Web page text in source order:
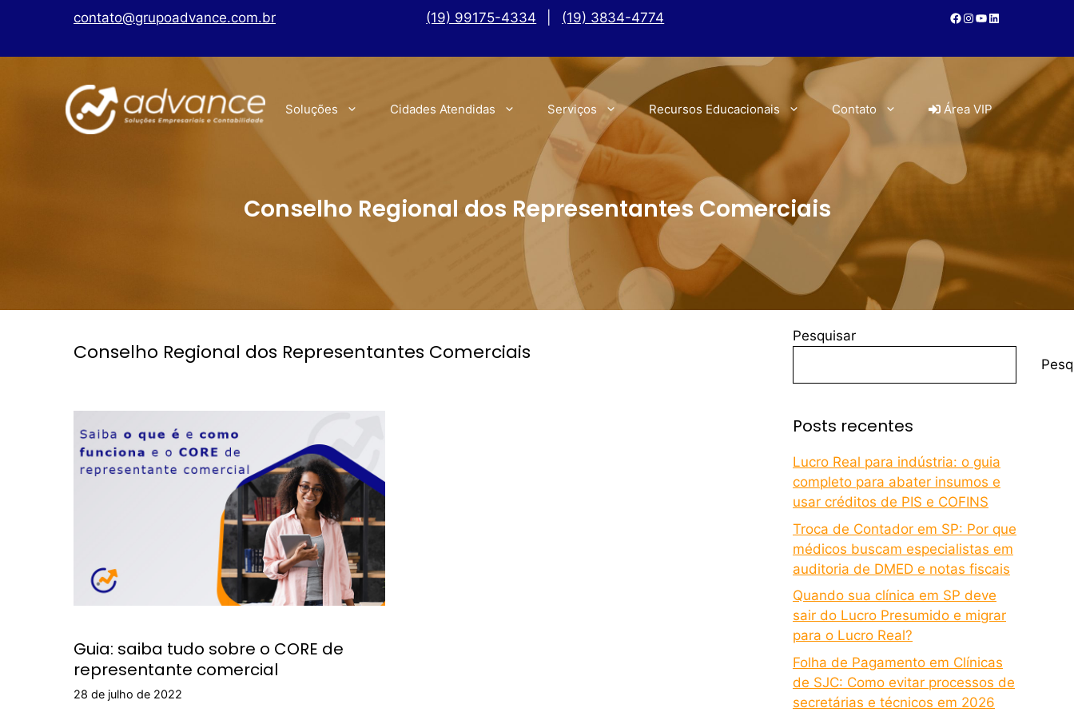
contato@grupoadvance.com.br (19) 99175-4334 (19) 3834-4774
Soluções Cidades Atendidas Serviços Recursos Educacionais Contato Área VIP
Conselho Regional dos Representantes Comerciais
Conselho Regional dos Representantes Comerciais
Guia: saiba tudo sobre o CORE de
representante comercial
28 de julho de 2022
Pesquisar
Posts recentes
Lucro Real para indústria: o guia
completo para abater insumos e
usar créditos de PIS e COFINS
Troca de Contador em SP: Por que
médicos buscam especialistas em
auditoria de DMED e notas fiscais
Quando sua clínica em SP deve
sair do Lucro Presumido e migrar
para o Lucro Real?
Folha de Pagamento em Clínicas
de SJC: Como evitar processos de
secretárias e técnicos em 2026